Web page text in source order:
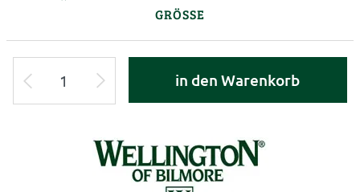
GRÖSSE
in den Warenkorb